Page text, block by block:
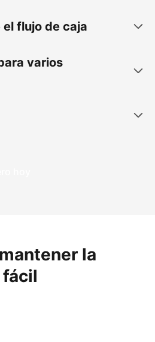
flujo de caja
varios
hoy
la